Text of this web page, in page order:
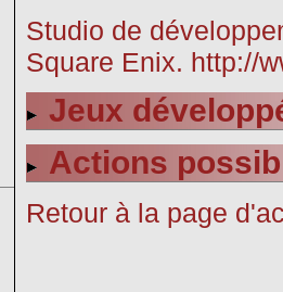
Studio de
Square Enix. http://
Jeux
Actions
Retour à la page